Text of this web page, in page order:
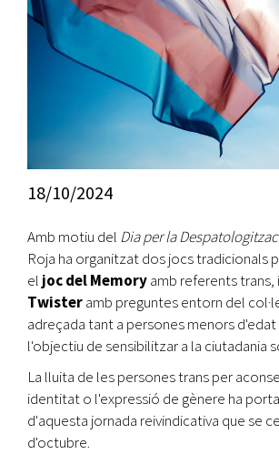
18/10/2024
Amb motiu del Dia per la
Roja ha organitzat dos jocs tradicionals
el joc del Memoryamb referents trans,
Twisteramb preguntes entorn del
adreçada tant a persones menors
l'objectiu de sensibilitzar a la ciutadania
La lluita de les persones trans per
identitat o l'expressió de gènere ha
d'aquesta jornada reivindicativa que se
d'octubre.